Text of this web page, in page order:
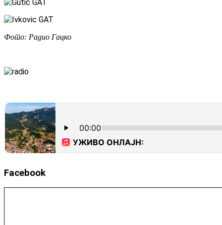
Фото: Радио Гацко
Facebook